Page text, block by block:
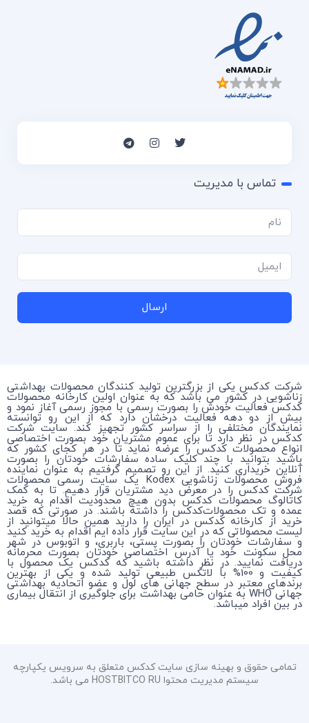
تماس با مدیریت
ارسال
شرکت کدکس یکی از بزرگترین تولید کنندگان محصولات بهداشتی
زناشویی در کشور می باشد که به عنوان اولین کارخانه محصولات
کدکس فعالیت خودش را بصورت رسمی با مجوز رسمی آغاز نمود و
بیش از دو دهه فعالیت درخشان دارد که از این رو توانسته
نمایندگان مختلفی را از سراسر کشور تجهیز کند. سایت شرکت
کدکس در نظر دارد تا برای عموم مشتریان خود بصورت اختصاصی
انواع محصولات کدکس را عرضه نماید تا در هر کجای کشور که
باشید بتوانید با چند کلیک ساده سفارشات خودتان را بصورت
آنلاین خریداری کنید. از این رو تصمیم گرفتیم به عنوان نماینده
فروش محصولات زناشویی Kodex یک سایت رسمی محصولات
شرکت کدکس را در معرض دید مشتریان قرار دهیم. تا به کمک
کاتالوگ محصولات کدکس بدون هیچ محدودیت اقدام به خرید
عمده و تک محصولات‌کدکس را داشته باشند. در صورتی که قصد
خرید از کارخانه کدکس در ایران را دارید همین حالا میتوانید از
لیست محصولاتی که در این سایت قرار داده ایم اقدام به خرید کنید
و سفارشات خودتان را بصورت پستی، باربری، و اتوبوس در شهر
محل سکونت خود یا آدرس اختصاصی خودتان بصورت محرمانه
دریافت نمایید. در نظر داشته باشید که کدکس یک محصول با
کیفیت و 100% با لاتکس طبیعی تولید شده و یکی از بهترین
برندهای معتبر در سطح جهانی های لول و عضو اتحادیه بهداشتی
جهانی WHO به عنوان حامی بهداشت برای جلوگیری از انتقال بیماری
در بین افراد میباشد.
تمامی حقوق و بهینه سازی سایت کدکس متعلق به سرویس یکپارچه
سیستم مدیریت محتوا HOSTBITCO RU می باشد.